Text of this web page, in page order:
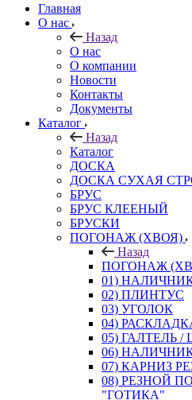
Главная
О нас
Назад
О нас
О компании
Новости
Контакты
Документы
Каталог
Назад
Каталог
ДОСКА
ДОСКА СУХАЯ
БРУС
БРУС КЛЕЕНЫЙ
БРУСКИ
ПОГОНАЖ (ХВОЯ)
Назад
ПОГОНАЖ
01)
02) ПЛИНТУС
03) УГОЛОК
04)
05) ГАЛТЕЛЬ
06)
07) КАРНИЗ
08) РЕЗНОЙ
"ГОТИКА"